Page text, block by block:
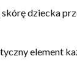
dziecka
element